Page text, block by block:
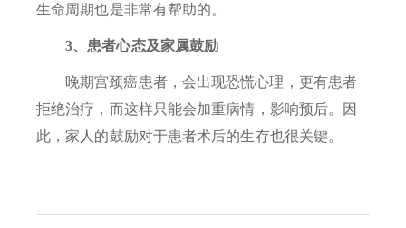
生命周期也是非常有帮助的。
3、患者心态及家属鼓励
晚期宫颈癌患者，会出现恐慌心理，更有患者
拒绝治疗，而这样只能会加重病情，影响预后。因
此，家人的鼓励对于患者术后的生存也很关键。